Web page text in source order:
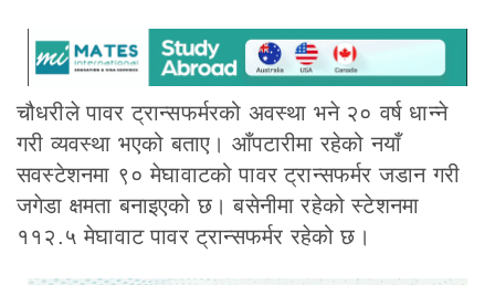
चौधरीले पावर ट्रान्सफर्मरको अवस्था भने २० वर्ष धान्ने
गरी व्यवस्था भएको बताए। आँपटारीमा रहेको नयाँ
सवस्टेशनमा ९० मेघावाटको पावर ट्रान्सफर्मर जडान गरी
जगेडा क्षमता बनाइएको छ। बसेनीमा रहेको स्टेशनमा
११२.५ मेघावाट पावर ट्रान्सफर्मर रहेको छ।